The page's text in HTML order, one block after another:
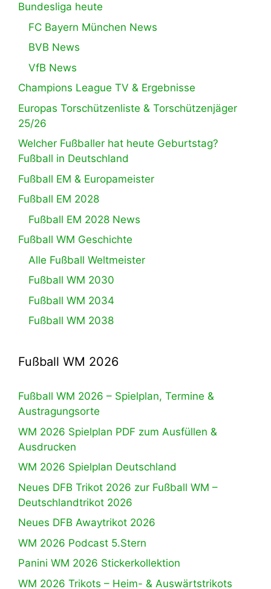
Bundesliga heute
FC Bayern München News
BVB News
VfB News
Champions League TV & Ergebnisse
Europas Torschützenliste & Torschützenjäger
25/26
Welcher Fußballer hat heute Geburtstag?
Fußball in Deutschland
Fußball EM & Europameister
Fußball EM 2028
Fußball EM 2028 News
Fußball WM Geschichte
Alle Fußball Weltmeister
Fußball WM 2030
Fußball WM 2034
Fußball WM 2038
Fußball WM 2026
Fußball WM 2026 – Spielplan, Termine &
Austragungsorte
WM 2026 Spielplan PDF zum Ausfüllen &
Ausdrucken
WM 2026 Spielplan Deutschland
Neues DFB Trikot 2026 zur Fußball WM –
Deutschlandtrikot 2026
Neues DFB Awaytrikot 2026
WM 2026 Podcast 5.Stern
Panini WM 2026 Stickerkollektion
WM 2026 Trikots – Heim- & Auswärtstrikots